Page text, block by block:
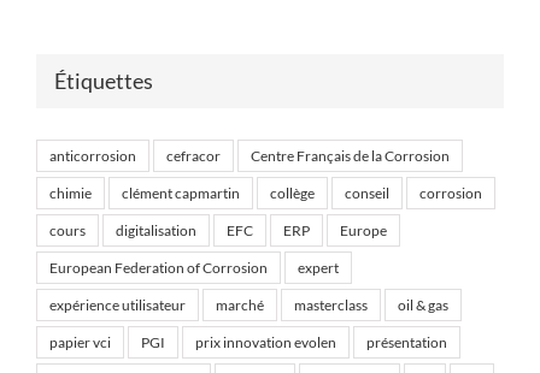
Étiquettes
anticorrosion cefracor Centre Français de la Corrosion
chimie clément capmartin collège conseil corrosion
cours digitalisation EFC ERP Europe
European Federation of Corrosion expert
expérience utilisateur marché masterclass oil & gas
papier vci PGI prix innovation evolen présentation